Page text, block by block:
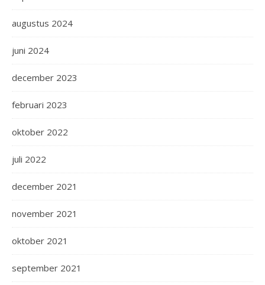
augustus 2024
juni 2024
december 2023
februari 2023
oktober 2022
juli 2022
december 2021
november 2021
oktober 2021
september 2021